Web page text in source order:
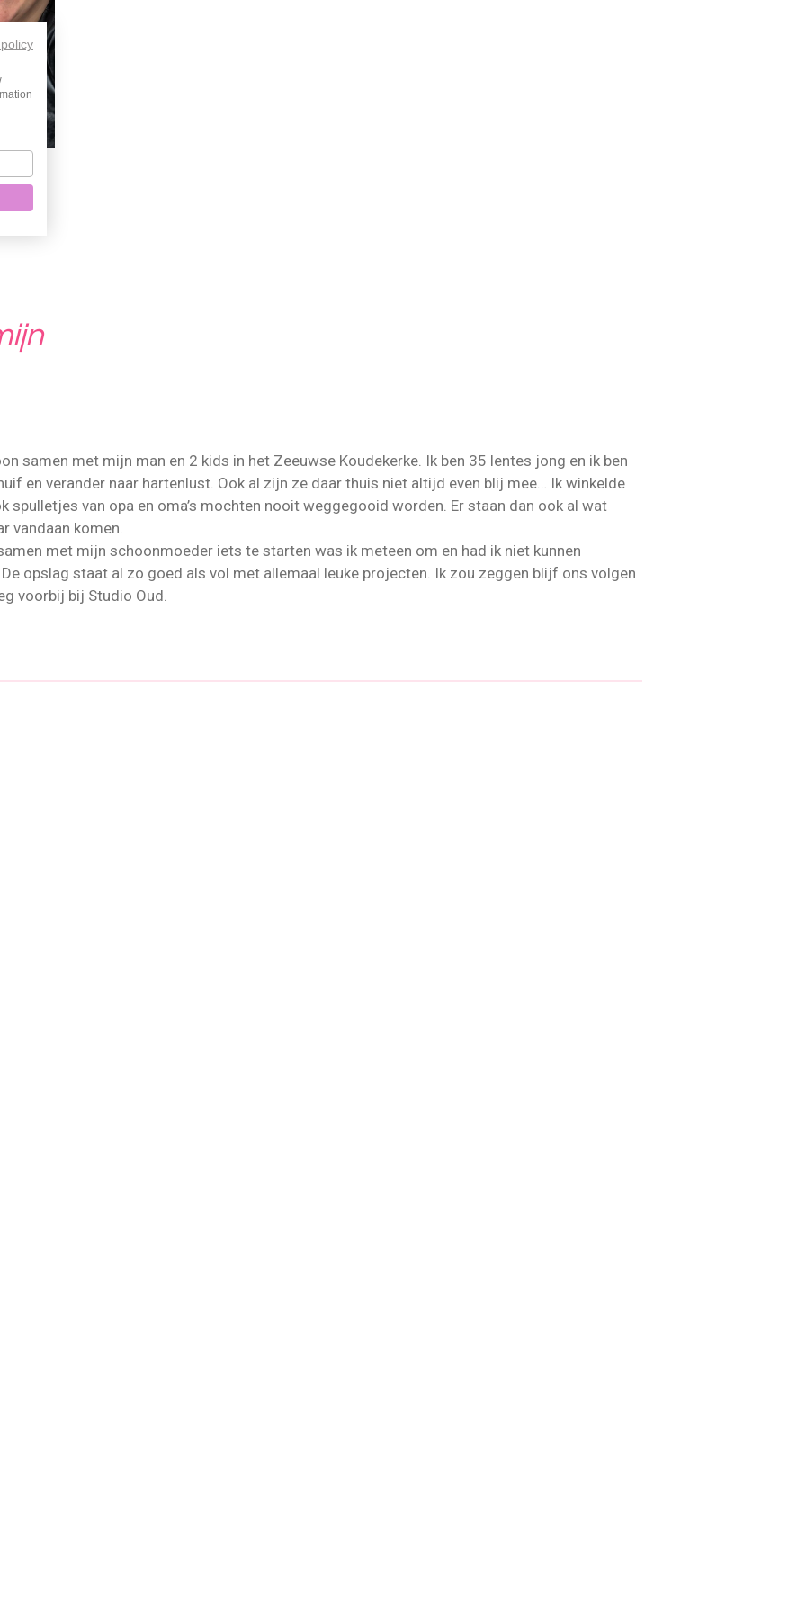
samen met mijn man en 2 kids in het Zeeuwse Koudekerke. Ik ben 35 lentes jong en ik ben
en verander naar hartenlust. Ook al zijn ze daar thuis niet altijd even blij mee… Ik winkelde
spulletjes van opa en oma’s mochten nooit weggegooid worden. Er staan dan ook al wat
vandaan komen.
met mijn schoonmoeder iets te starten was ik meteen om en had ik niet kunnen
opslag staat al zo goed als vol met allemaal leuke projecten. Ik zou zeggen blijf ons volgen
voorbij bij Studio Oud.